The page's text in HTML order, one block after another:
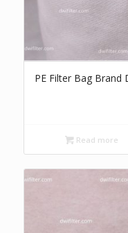
PE Filter Bag Brand
Read more